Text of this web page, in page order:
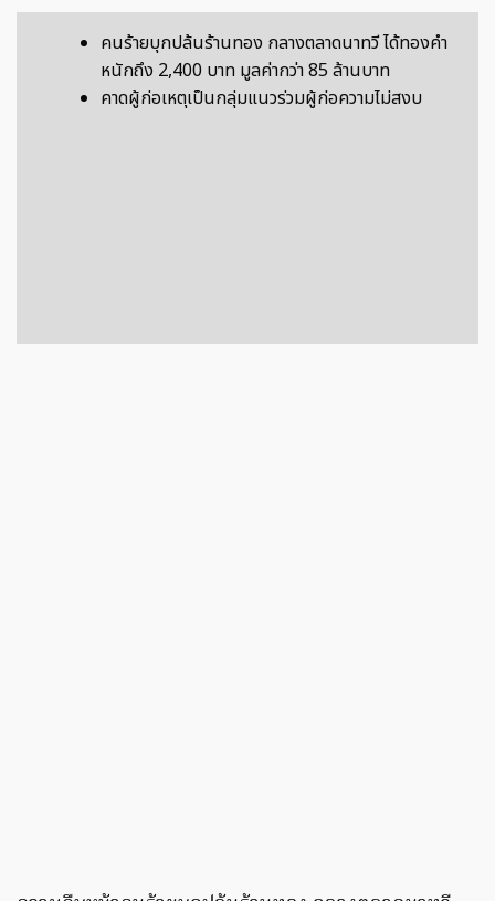
คนร้ายบุกปล้นร้านทอง กลางตลาดนาทวี ได้ทองคำ
หนักถึง 2,400 บาท มูลค่ากว่า 85 ล้านบาท
คาดผู้ก่อเหตุเป็นกลุ่มแนวร่วมผู้ก่อความไม่สงบ